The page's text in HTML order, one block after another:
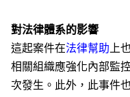
對法律體系的影響
這起案件在法律幫助 上
相關組織應強化內部監
次發生。此外，此事件